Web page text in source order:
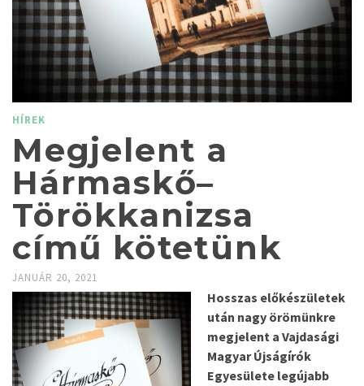
HÍREK
Megjelent a
Hármaskő–
Törökkanizsa
című kötetünk
JANUÁR 20, 2021
Hosszas előkészületek
után nagy örömünkre
megjelent a Vajdasági
Magyar Újságírók
Egyesülete legújabb